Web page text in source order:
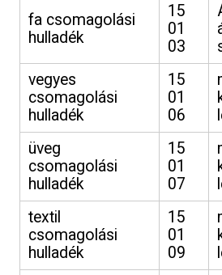
fa csomagolási
hulladék
15
01
03
vegyes
csomagolási
hulladék
15
01
06
üveg
csomagolási
hulladék
15
01
07
textil
csomagolási
hulladék
15
01
09